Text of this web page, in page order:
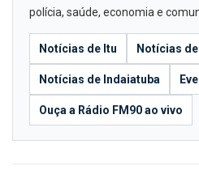
polícia, saúde, economia e
Notícias de Itu Notícias
Notícias de Indaiatuba
Ouça a Rádio FM90 ao vivo